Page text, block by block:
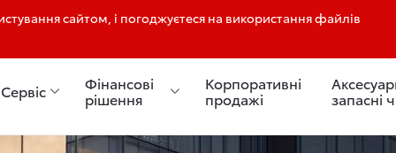
сайтом, і погоджуєтеся на використання файлів
Сервіс Фінансові
рішення
Корпоративні
продажі запасні